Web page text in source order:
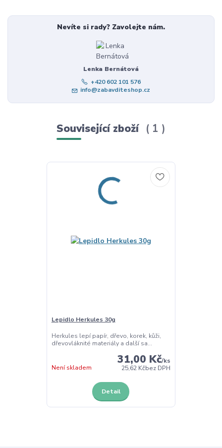
Nevíte si rady? Zavolejte nám.
Lenka Bernátová
+420 602 101 576
info@zabavditeshop.cz
Související zboží 1
Lepidlo Herkules 30g
Herkules lepí papír, dřevo, korek, kůži,
dřevovláknité materiály a další sa...
31,00 Kč/ks
25,62 Kčbez DPH
Není skladem
Detail